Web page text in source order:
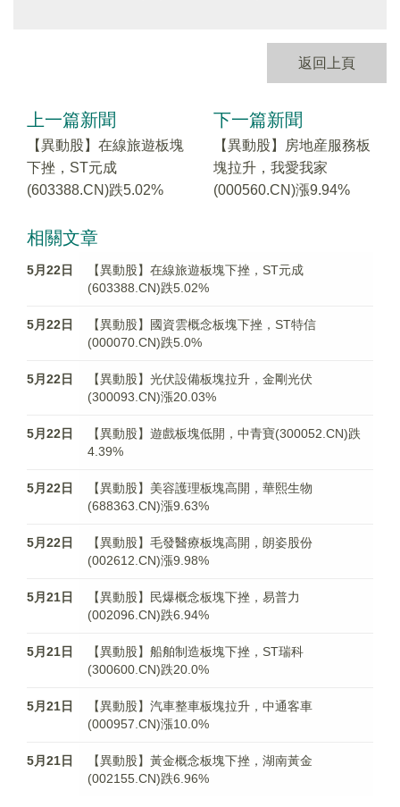
返回上頁
上一篇新聞
【異動股】在線旅遊板塊
下挫，ST元成
(603388.CN)跌5.02%
下一篇新聞
【異動股】房地産服務板
塊拉升，我愛我家
(000560.CN)漲9.94%
相關文章
5月22日
【異動股】在線旅遊板塊下挫，ST元成
(603388.CN)跌5.02%
5月22日
【異動股】國資雲概念板塊下挫，ST特信
(000070.CN)跌5.0%
5月22日
【異動股】光伏設備板塊拉升，金剛光伏
(300093.CN)漲20.03%
5月22日
【異動股】遊戲板塊低開，中青寶(300052.CN)跌
4.39%
5月22日
【異動股】美容護理板塊高開，華熙生物
(688363.CN)漲9.63%
5月22日
【異動股】毛發醫療板塊高開，朗姿股份
(002612.CN)漲9.98%
5月21日
【異動股】民爆概念板塊下挫，易普力
(002096.CN)跌6.94%
5月21日
【異動股】船舶制造板塊下挫，ST瑞科
(300600.CN)跌20.0%
5月21日
【異動股】汽車整車板塊拉升，中通客車
(000957.CN)漲10.0%
5月21日
【異動股】黃金概念板塊下挫，湖南黃金
(002155.CN)跌6.96%